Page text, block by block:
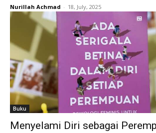
Nurillah Achmad - 18, July, 2025
Buku
Menyelami Diri sebagai